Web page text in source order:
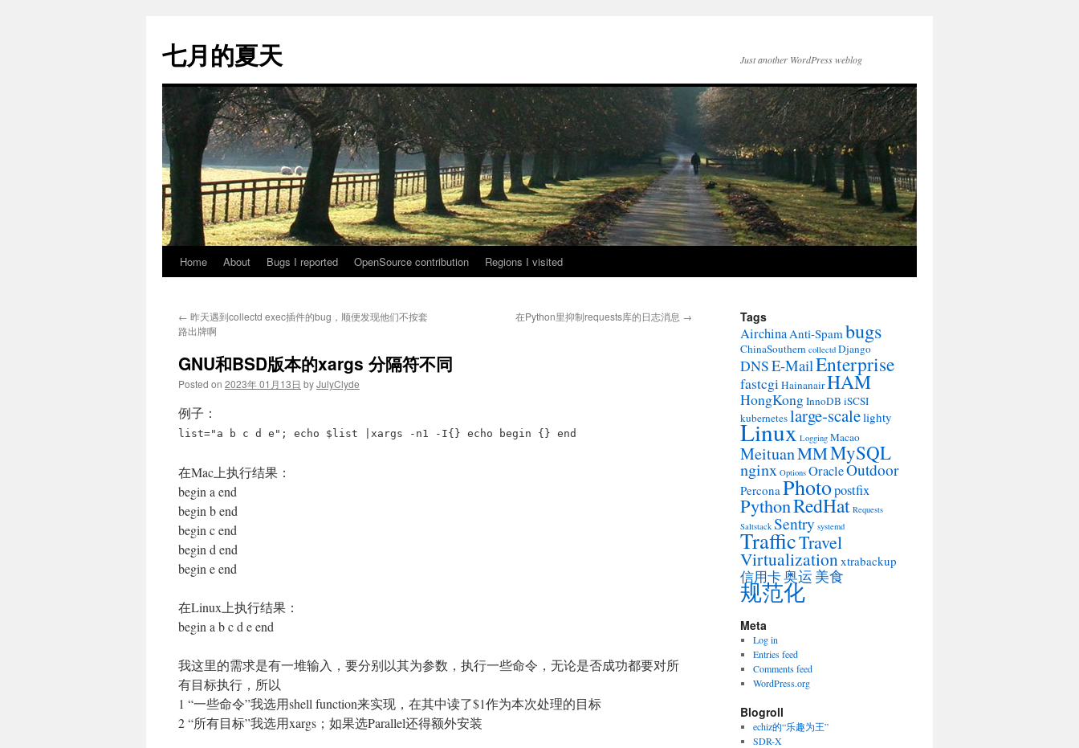
content
七月的夏天 Just another WordPress weblog
Home About Bugs I reported OpenSource contribution Regions I visited
← 昨天遇到collectd exec插件的bug，顺便发现他们不按套
路出牌啊
在Python里抑制requests库的日志消息 →
GNU和BSD版本的xargs 分隔符不同
Posted on 2023年 01月13日 byJulyClyde
例子：
list="a b c d e"; echo $list |xargs -n1 -I{} echo begin {} end
在Mac上执行结果：
begin a end
begin b end
begin c end
begin d end
begin e end
在Linux上执行结果：
begin a b c d e end
我这里的需求是有一堆输入，要分别以其为参数，执行一些命令，无论是否成功都要对所
有目标执行，所以
1 “一些命令”我选用shell function来实现，在其中读了$1作为本次处理的目标
2 “所有目标”我选用xargs；如果选Parallel还得额外安装
Tags
AirchinaAnti-Spambugs
ChinaSouthern collectd Django
DNSE-MailEnterprise
fastcgiHainanairHAM
HongKongInnoDB iSCSI
kuberneteslarge-scalelighty
Linux Logging Macao
MeituanMMMySQL
nginx Options OracleOutdoor
PerconaPhotopostfix
PythonRedHat Requests
Saltstack Sentry systemd
TrafficTravel
Virtualizationxtrabackup
信用卡奥运 美食
规范化
Meta
Log in
Entries feed
Comments feed
WordPress.org
Blogroll
echiz的“乐趣为王”
SDR-X